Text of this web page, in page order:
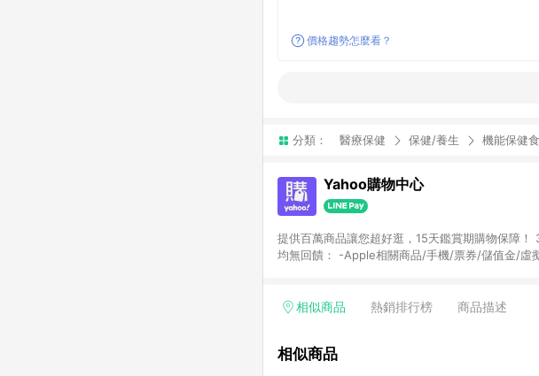
價格趨勢怎麼看？
分類： 醫療保健 保健/養生 機能保健
Yahoo購物中心
提供百萬商品讓您超好逛，15天鑑賞期購物保障！ 3C及特殊
均無回饋： -Apple相關商品/手機/票券/儲值金/
Yahoo超贈點回饋者 - 購物中心商店之商品：商
相似商品 熱銷排行榜 商品描述
相似商品